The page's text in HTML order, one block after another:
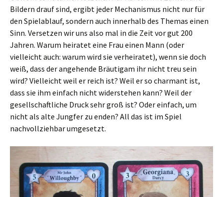
Bildern drauf sind, ergibt jeder Mechanismus nicht nur für
den Spielablauf, sondern auch innerhalb des Themas einen
Sinn. Versetzen wir uns also mal in die Zeit vor gut 200
Jahren. Warum heiratet eine Frau einen Mann (oder
vielleicht auch: warum wird sie verheiratet), wenn sie doch
weiß, dass der angehende Bräutigam ihr nicht treu sein
wird? Vielleicht weil er reich ist? Weil er so charmant ist,
dass sie ihm einfach nicht widerstehen kann? Weil der
gesellschaftliche Druck sehr groß ist? Oder einfach, um
nicht als alte Jungfer zu enden? All das ist im Spiel
nachvollziehbar umgesetzt.